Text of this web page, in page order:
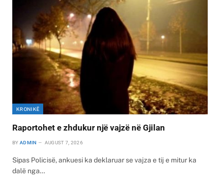
KRONIKË
Raportohet e zhdukur një vajzë në Gjilan
BY ADMIN AUGUST 7, 2026
Sipas Policisë, ankuesi ka deklaruar se vajza e tij e mitur ka
dalë nga…